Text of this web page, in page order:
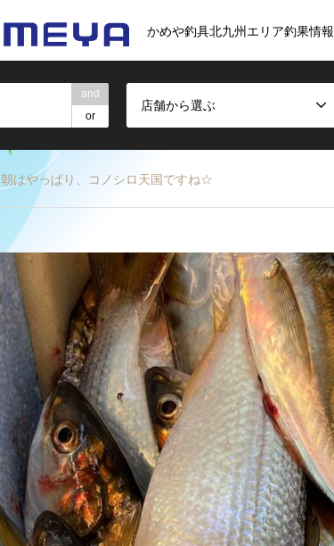
かめや釣具北九州エリア釣果情報
and
or
店舗から選ぶ
朝はやっぱり、コノシロ天国ですね☆